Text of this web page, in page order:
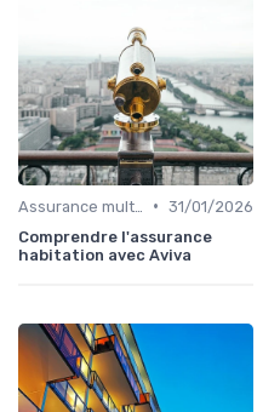
• 31/01/2026
Comprendre l'assurance
habitation avec Aviva